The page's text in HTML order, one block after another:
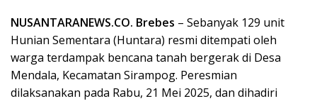
NUSANTARANEWS.CO. Brebes – Sebanyak 129 unit
Hunian Sementara (Huntara) resmi ditempati oleh
warga terdampak bencana tanah bergerak di Desa
Mendala, Kecamatan Sirampog. Peresmian
dilaksanakan pada Rabu, 21 Mei 2025, dan dihadiri